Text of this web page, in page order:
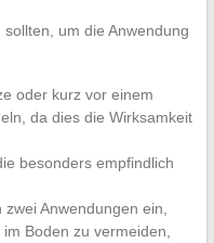
um die Anwendung
oder kurz vor einem
da dies die Wirksamkeit
besonders empfindlich
Anwendungen ein,
Boden zu vermeiden,